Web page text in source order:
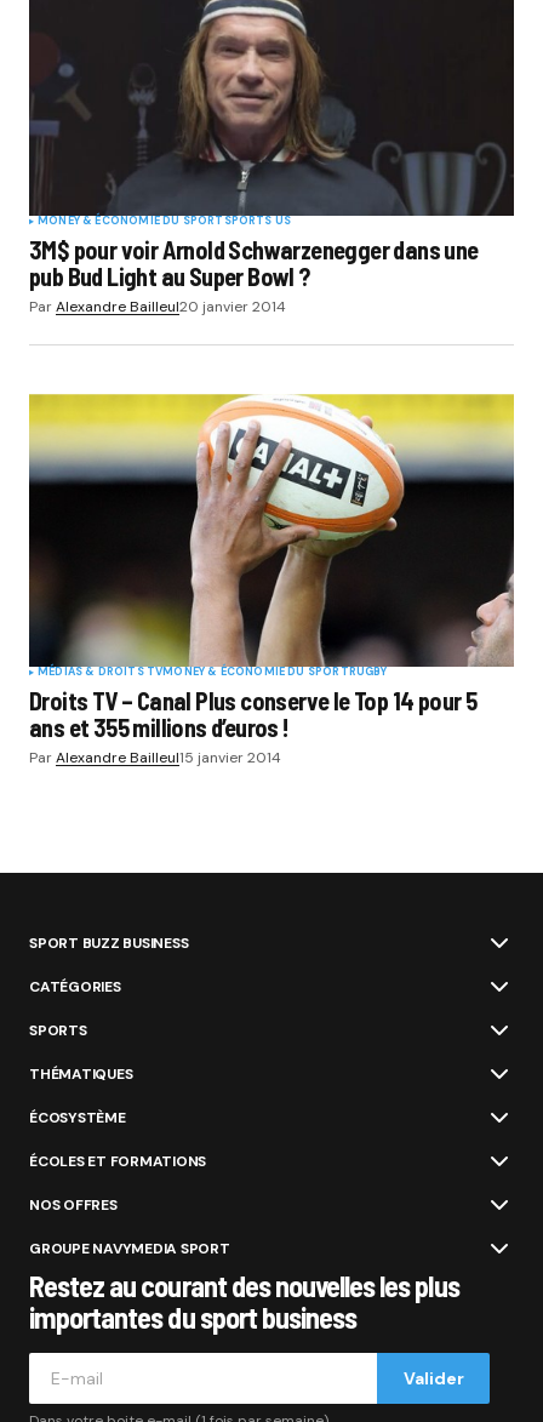
MONEY & ÉCONOMIE DU SPORTSPORTS US
3M$ pour voir Arnold Schwarzenegger dans une
pub Bud Light au Super Bowl ?
ParAlexandre Bailleul20 janvier 2014
MÉDIAS & DROITS TVMONEY & ÉCONOMIE DU SPORTRUGBY
Droits TV – Canal Plus conserve le Top 14 pour 5
ans et 355 millions d’euros !
ParAlexandre Bailleul15 janvier 2014
SPORT BUZZ BUSINESS
CATÉGORIES
SPORTS
THÉMATIQUES
ÉCOSYSTÈME
ÉCOLES ET FORMATIONS
NOS OFFRES
GROUPE NAVYMEDIA SPORT
Restez au courant des nouvelles les plus
importantes du sport business
Valider